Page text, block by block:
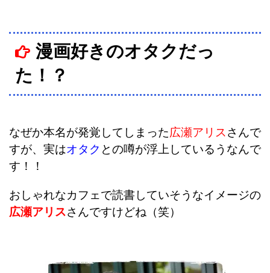
漫画好きのオタクだっ
た！？
なぜか本名が発覚してしまった広瀬アリス さんで
すが、実はオタク との噂が浮上しているうなんで
す！！
おしゃれなカフェで読書していそうなイメージの
広瀬アリスさんですけどね（笑）